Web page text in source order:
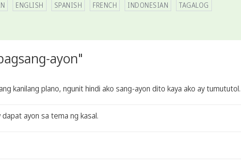
ENGLISH SPANISH FRENCH INDONESIAN TAGALOG
ayon"
kanilang plano, ngunit hindi ako sang-ayon dito kaya ako ay tumututol.
ayon sa tema ng kasal.